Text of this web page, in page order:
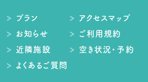
プラン
アクセスマップ
お知らせ
ご利用規約
近隣施設
空き状況・予約
よくあるご質問